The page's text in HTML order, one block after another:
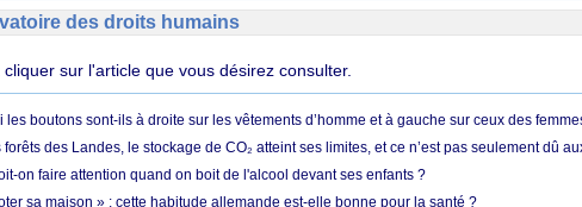
des droits humains
cliquer sur l'article que vous désirez consulter.
les boutons sont-ils à droite sur les vêtements d’homme et à gauche sur ceux des
forêts des Landes, le stockage de CO₂ atteint ses limites, et ce n’est pas seulement dû
on faire attention quand on boit de l'alcool devant ses enfants ?
sa maison » : cette habitude allemande est-elle bonne pour la santé ?